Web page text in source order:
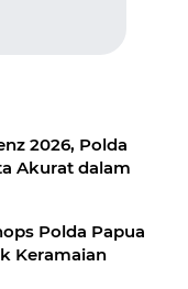
2026, Polda
Akurat dalam
Polda Papua
Keramaian